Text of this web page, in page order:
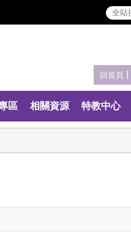
回首頁 |
區 相關資源 特教中心